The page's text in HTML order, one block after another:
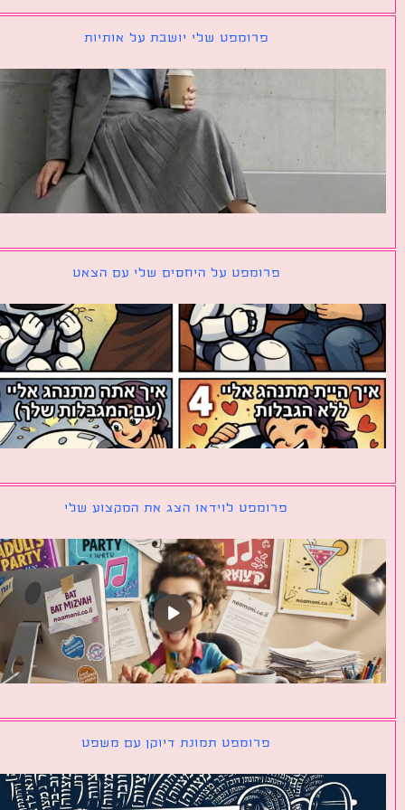
פרומפט שלי יושבת על אותיות
פרומפט על היחסים שלי עם הצאט
פרומפט לוידאו הצג את המקצוע שלי
פרומפט תמונת דיוקן עם משפט